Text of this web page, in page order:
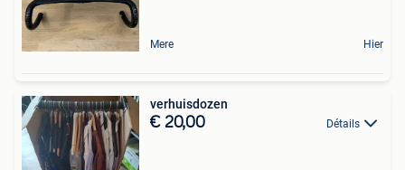
Mere Hier
verhuisdozen
€ 20,00 Détails